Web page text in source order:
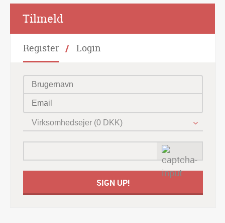
Tilmeld
Register Login
Virksomhedsejer (0 DKK)